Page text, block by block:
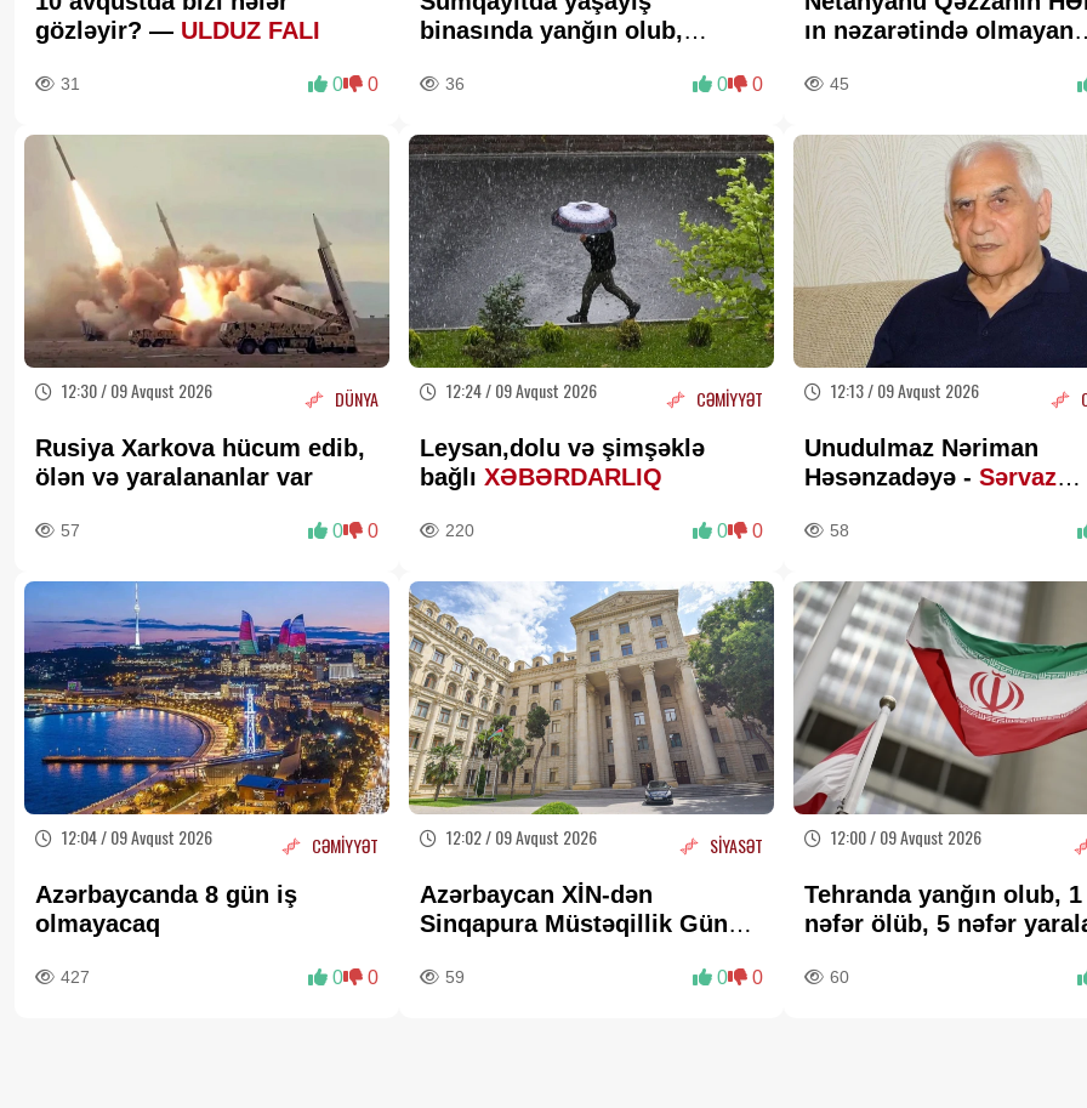
gözləyir? — ULDUZ FALI
31 0 0
binasında yanğın olub,
36 0 0
ın nəzarətində olmayan
işlərini təsdiqləyib
45
12:30 / 09 Avqust 2026 DÜNYA
Rusiya Xarkova hücum edib,
ölən və yaralananlar var
57 0 0
12:24 / 09 Avqust 2026 CƏMİYYƏT
Leysan,dolu və şimşəklə
bağlı XƏBƏRDARLIQ
220 0 0
12:13 / 09 Avqust 2026
Unudulmaz Nəriman
Həsənzadəyə - Sərvaz
58
12:04 / 09 Avqust 2026 CƏMİYYƏT
Azərbaycanda 8 gün iş
olmayacaq
427 0 0
12:02 / 09 Avqust 2026 SİYASƏT
Azərbaycan XİN-dən
Sinqapura Müstəqillik Günü
59 0 0
12:00 / 09 Avqust 2026
Tehranda yanğın olub, 1
nəfər ölüb, 5 nəfər
60